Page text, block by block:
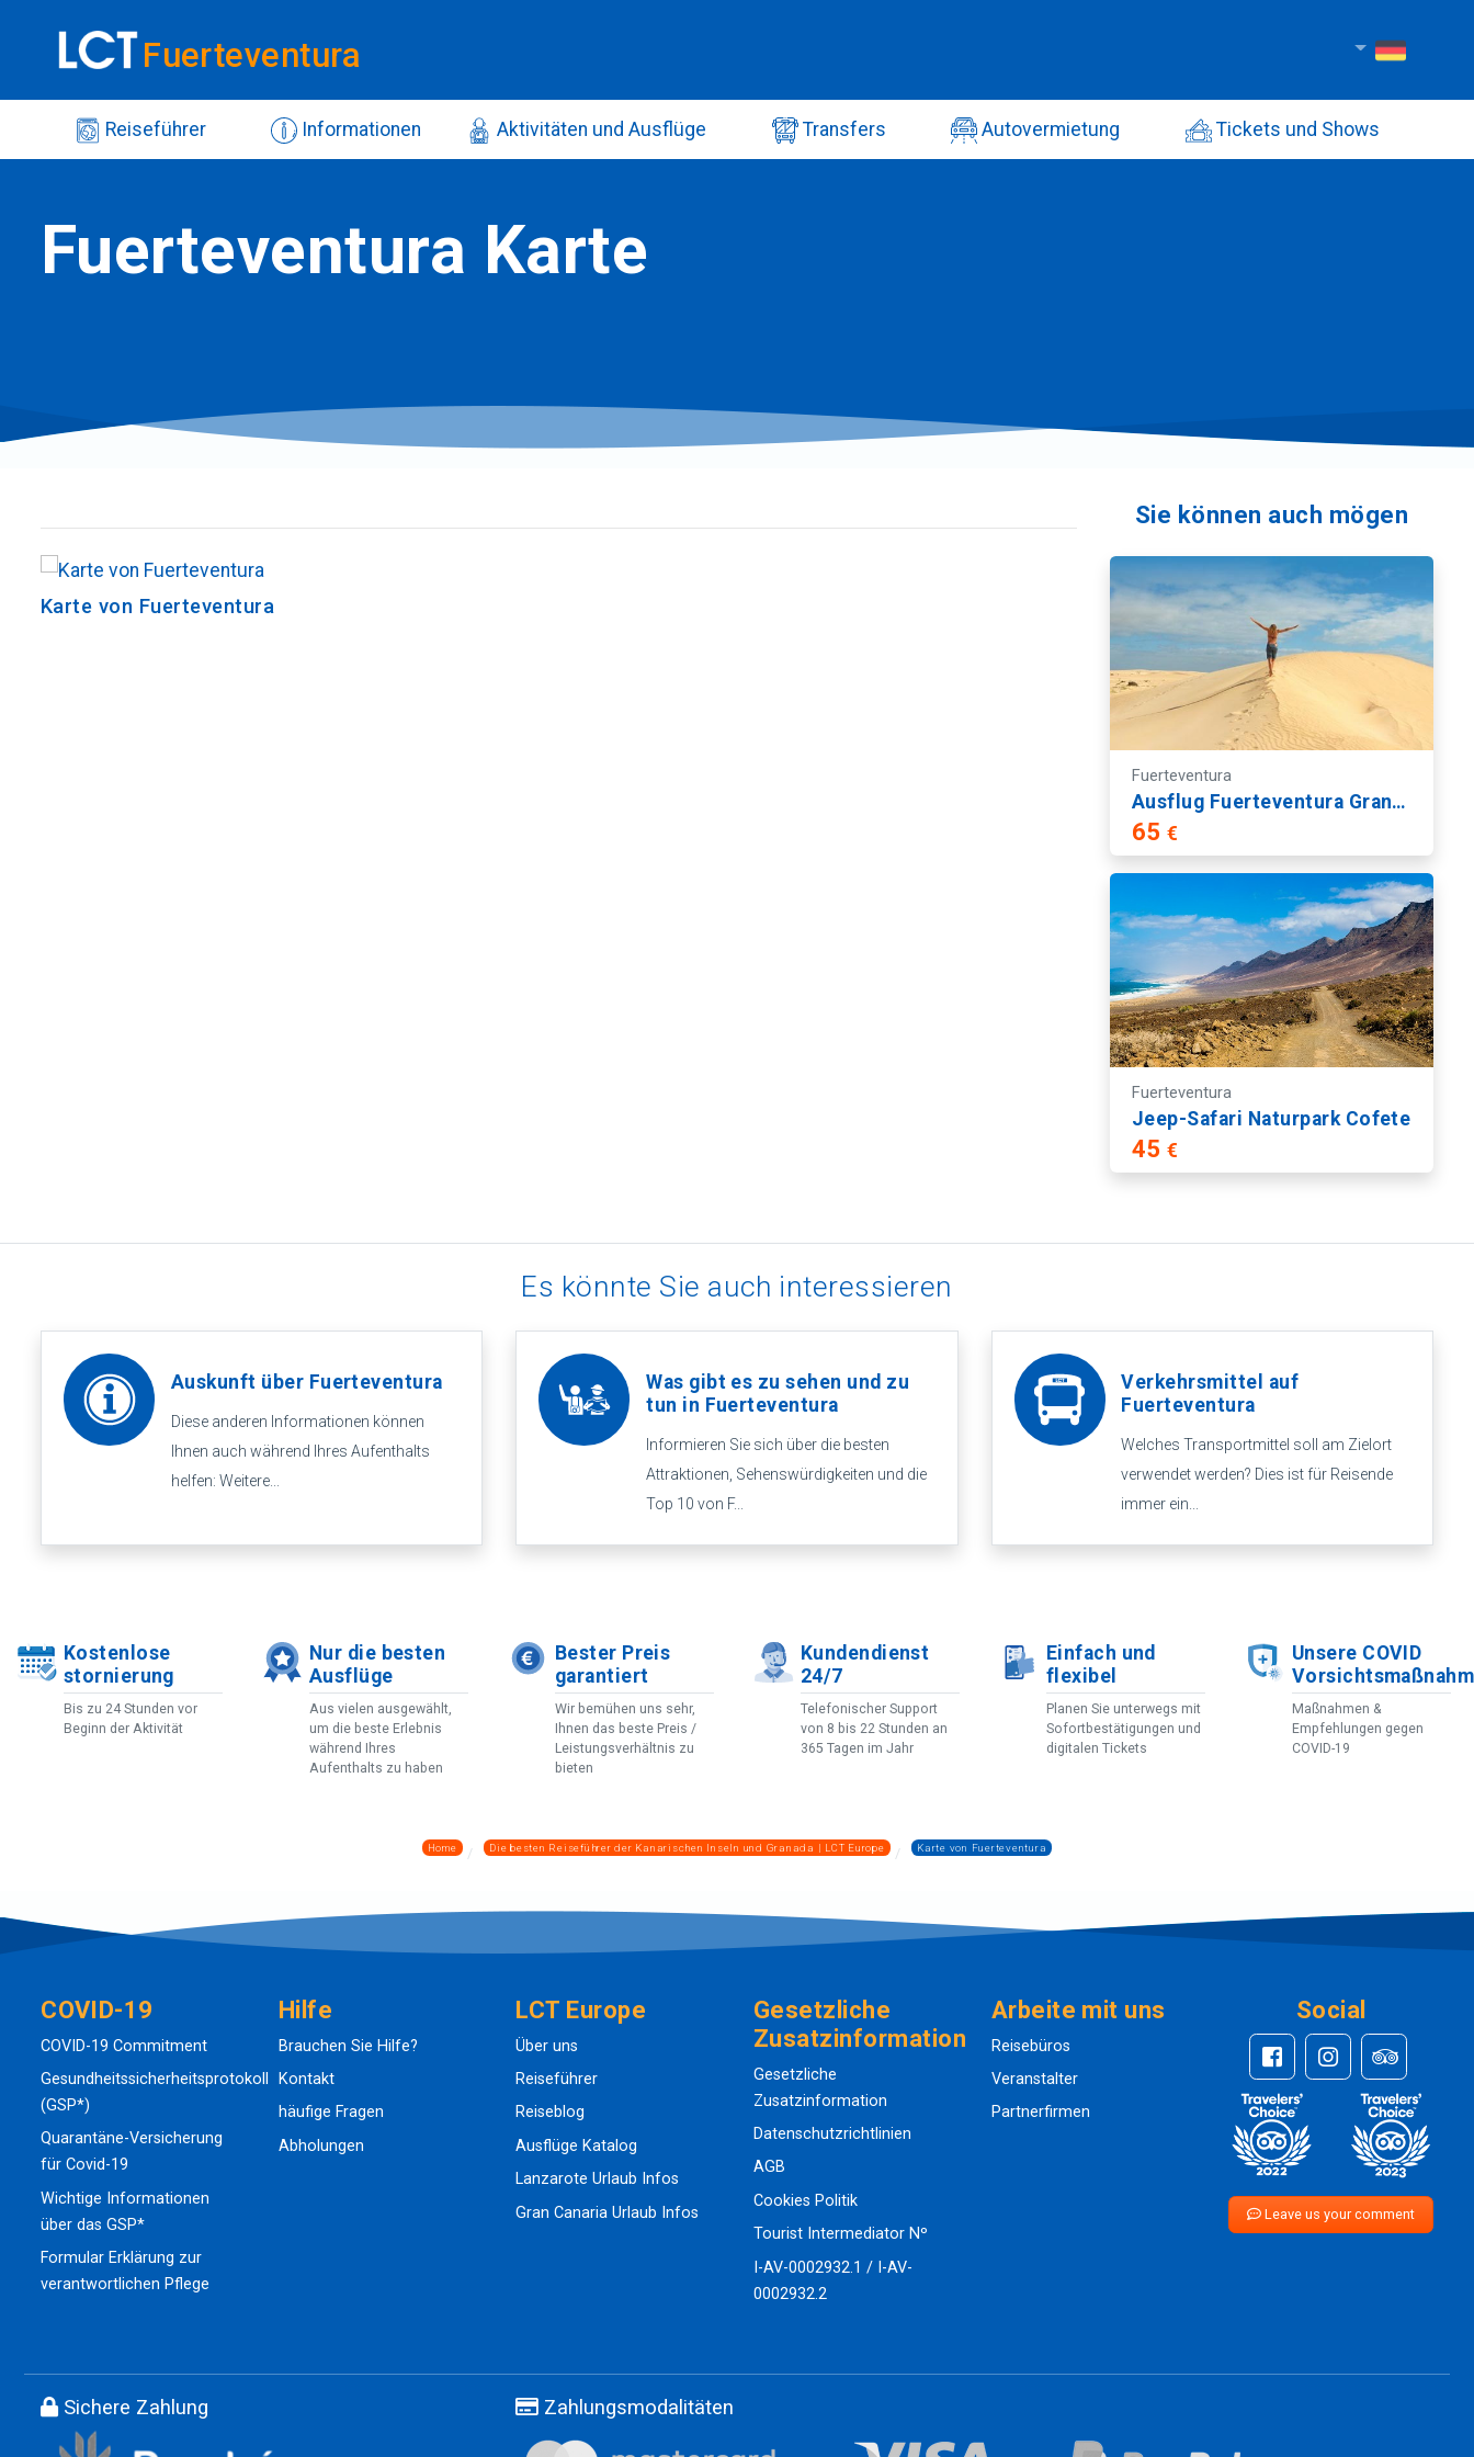
Fuerteventura
Reiseführer Informationen Aktivitäten und Ausflüge Transfers Autovermietung Tickets und Shows
Fuerteventura Karte
Karte von Fuerteventura
Sie können auch mögen
Fuerteventura
Ausflug Fuerteventura Grand Tour
65€
Fuerteventura
Jeep-Safari Naturpark Cofete
45€
Es könnte Sie auch interessieren
Auskunft über Fuerteventura
Diese anderen Informationen können
Ihnen auch während Ihres Aufenthalts
helfen: Weitere...
Was gibt es zu sehen und zu
tun in Fuerteventura
Informieren Sie sich über die besten
Attraktionen, Sehenswürdigkeiten und die
Top 10 von F...
Verkehrsmittel auf
Fuerteventura
Welches Transportmittel soll am Zielort
verwendet werden? Dies ist für Reisende
immer ein...
Kostenlose
stornierung
Bis zu 24 Stunden vor
Beginn der Aktivität
Nur die besten
Ausflüge
Aus vielen ausgewählt,
um die beste Erlebnis
während Ihres
Aufenthalts zu haben
Bester Preis
garantiert
Wir bemühen uns sehr,
Ihnen das beste Preis /
Leistungsverhältnis zu
bieten
Kundendienst
24/7
Telefonischer Support
von 8 bis 22 Stunden an
365 Tagen im Jahr
Einfach und
flexibel
Planen Sie unterwegs mit
Sofortbestätigungen und
digitalen Tickets
Unsere COVID
Maßnahmen &
Empfehlungen gegen
COVID-19
Home Die besten Reiseführer der Kanarischen Inseln und Granada | LCT Europe Karte von Fuerteventura
COVID-19
COVID-19 Commitment
Gesundheitssicherheitsprotokoll
(GSP*)
Quarantäne-Versicherung
für Covid-19
Wichtige Informationen
über das GSP*
Formular Erklärung zur
verantwortlichen Pflege
Hilfe
Brauchen Sie Hilfe?
Kontakt
häufige Fragen
Abholungen
LCT Europe
Über uns
Reiseführer
Reiseblog
Ausflüge Katalog
Lanzarote Urlaub Infos
Gran Canaria Urlaub Infos
Gesetzliche
Zusatzinformation
Gesetzliche
Zusatzinformation
Datenschutzrichtlinien
AGB
Cookies Politik
Tourist Intermediator Nº
I-AV-0002932.1 / I-AV-
0002932.2
Arbeite mit uns
Reisebüros
Veranstalter
Partnerfirmen
Social
Leave us your comment
Sichere Zahlung Zahlungsmodalitäten